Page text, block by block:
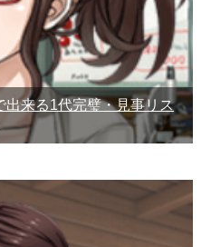
出来る1代完璧・見事リス